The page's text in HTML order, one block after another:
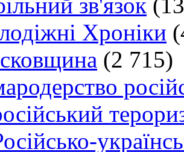
Хроніки
(2 715)